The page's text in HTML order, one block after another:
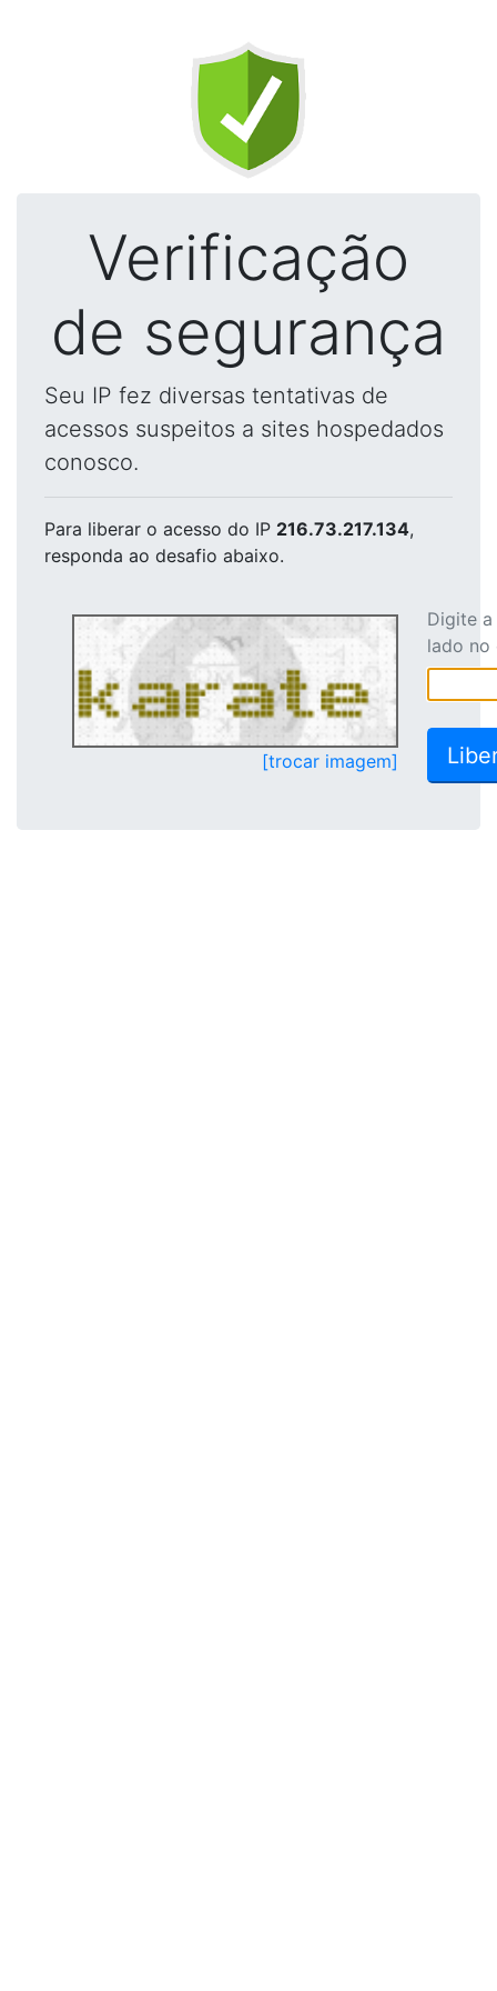
Verificação
de segurança
Seu IP fez diversas tentativas de
acessos suspeitos a sites hospedados
conosco.
Para liberar o acesso do IP 216.73.217.134,
responda ao desafio abaixo.
[trocar imagem]
Digite
lado no